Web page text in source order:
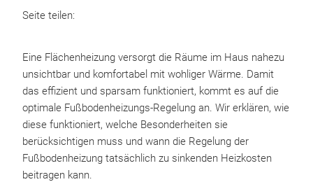
Seite teilen:
Eine Flächenheizung versorgt die Räume im Haus nahezu
unsichtbar und komfortabel mit wohliger Wärme. Damit
das effizient und sparsam funktioniert, kommt es auf die
optimale Fußbodenheizungs-Regelung an. Wir erklären, wie
diese funktioniert, welche Besonderheiten sie
berücksichtigen muss und wann die Regelung der
Fußbodenheizung tatsächlich zu sinkenden Heizkosten
beitragen kann.